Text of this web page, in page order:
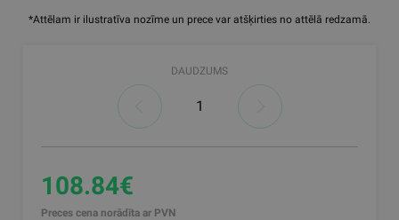
*Attēlam ir ilustratīva nozīme un prece var atšķirties no attēlā redzamā.
DAUDZUMS
108.84€
Preces cena norādīta ar PVN